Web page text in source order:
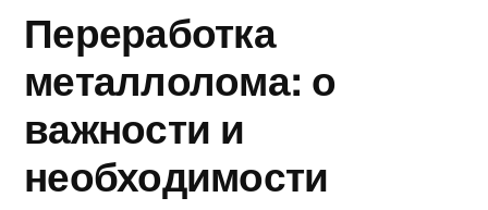
Переработка
металлолома: о
важности и
необходимости